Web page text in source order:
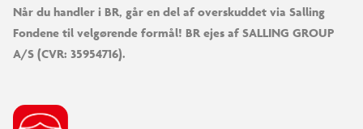
Når du handler i BR, går en del af overskuddet via Salling
Fondene til velgørende formål! BR ejes af SALLING GROUP
A/S (CVR: 35954716).